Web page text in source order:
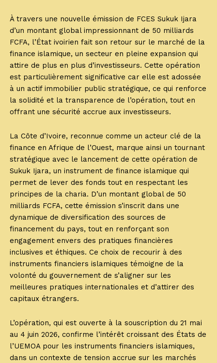
À travers une nouvelle émission de FCES Sukuk Ijara
d’un montant global impressionnant de 50 milliards
FCFA, l’État ivoirien fait son retour sur le marché de la
finance islamique, un secteur en pleine expansion qui
attire de plus en plus d’investisseurs. Cette opération
est particulièrement significative car elle est adossée
à un actif immobilier public stratégique, ce qui renforce
la solidité et la transparence de l’opération, tout en
offrant une sécurité accrue aux investisseurs.
La Côte d’Ivoire, reconnue comme un acteur clé de la
finance en Afrique de l’Ouest, marque ainsi un tournant
stratégique avec le lancement de cette opération de
Sukuk Ijara, un instrument de finance islamique qui
permet de lever des fonds tout en respectant les
principes de la charia. D’un montant global de 50
milliards FCFA, cette émission s’inscrit dans une
dynamique de diversification des sources de
financement du pays, tout en renforçant son
engagement envers des pratiques financières
inclusives et éthiques. Ce choix de recourir à des
instruments financiers islamiques témoigne de la
volonté du gouvernement de s’aligner sur les
meilleures pratiques internationales et d’attirer des
capitaux étrangers.
L’opération, qui est ouverte à la souscription du 21 mai
au 4 juin 2026, confirme l’intérêt croissant des États de
l’UEMOA pour les instruments financiers islamiques,
dans un contexte de tension accrue sur les marchés